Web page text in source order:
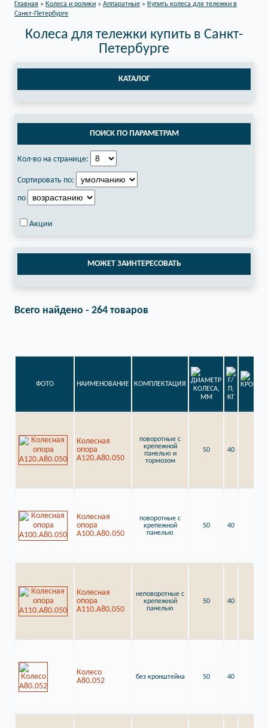
Главная » Колеса и ролики » Аппаратные » Купить колеса для тележки в
Санкт-Петербурге
Колеса для тележки купить в Санкт-
Петербурге
КАТАЛОГ
ПОИСК ПО ПАРАМЕТРАМ
Кол-во на странице:
Сортировать по:
по
Акции
МОЖЕТ ЗАИНТЕРЕСОВАТЬ
Всего найдено - 264 товаров
ФОТО НАИМЕНОВАНИЕ КОМПЛЕКТАЦИЯ
Колесная
опора
A120.A80.050
поворотные с
крепежной
панелью и
тормозом
50 40
Колесная
опора
A100.A80.050
поворотные с
крепежной
панелью
50 40
Колесная
опора
A110.A80.050
неповоротные с
крепежной
панелью
50 40
Колесо
A80.052
без кронштейна 50 40